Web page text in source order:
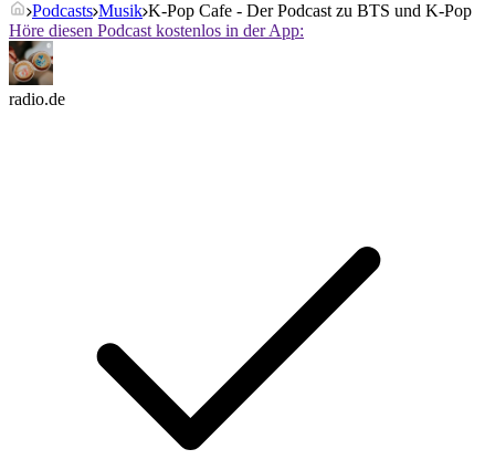
Podcasts Musik K-Pop Cafe - Der Podcast zu BTS und K-Pop
Höre diesen Podcast kostenlos in der App:
radio.de